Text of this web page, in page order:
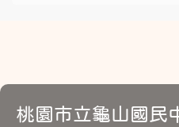
桃園市立龜山國民